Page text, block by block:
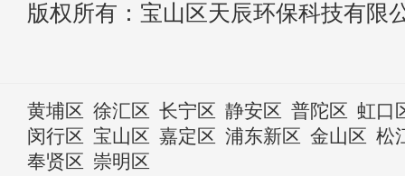
版权所有：宝山区天辰环保科技有限
黄埔区 徐汇区 长宁区 静安区 普陀区 虹口
闵行区 宝山区 嘉定区 浦东新区 金山区 松
奉贤区 崇明区